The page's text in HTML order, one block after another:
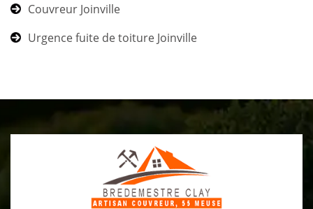
Couvreur Joinville
Urgence fuite de toiture Joinville